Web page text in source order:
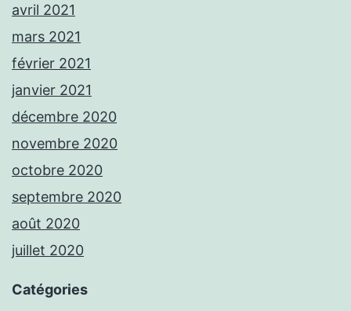
avril 2021
mars 2021
février 2021
janvier 2021
décembre 2020
novembre 2020
octobre 2020
septembre 2020
août 2020
juillet 2020
Catégories